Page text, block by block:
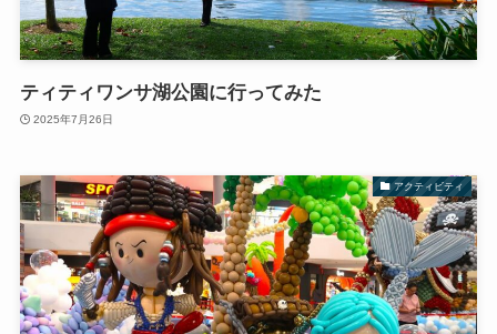
ティティワンサ湖公園に行ってみた
2025年7月26日
アクティビティ